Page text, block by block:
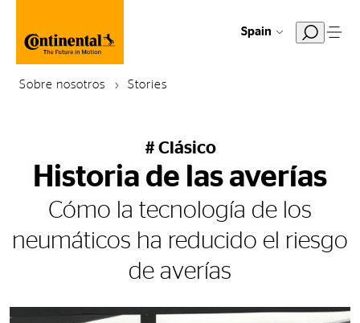
Spain
Sobre nosotros Stories
# Clásico
Historia de las averías
Cómo la tecnología de los
neumáticos ha reducido el riesgo
de averías